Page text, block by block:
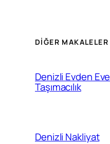
DIĞER MAKALELER
Denizli Evden Eve
Taşımacılık
Denizli Nakliyat